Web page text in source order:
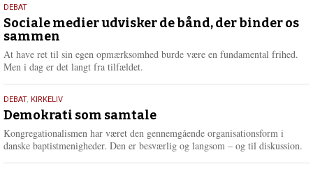
18.
maj
2026
DEBAT
Sociale medier udvisker de bånd, der binder os
sammen
At have ret til sin egen opmærksomhed burde være en fundamental frihed.
Men i dag er det langt fra tilfældet.
18.
maj
2026
DEBAT, KIRKELIV
Demokrati som samtale
Kongregationalismen har været den gennemgående organisationsform i
danske baptistmenigheder. Den er besværlig og langsom – og til diskussion.